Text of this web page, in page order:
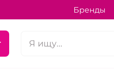
Бренды